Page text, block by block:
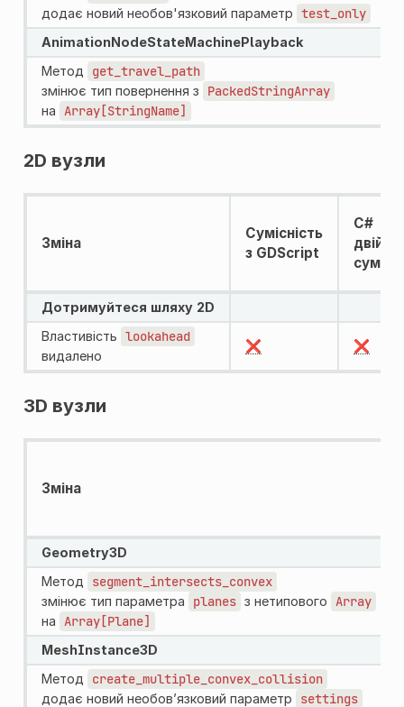
додає новий необов'язковий параметр test_only
AnimationNodeStateMachinePlayback
Метод
get_travel_path
змінює тип повернення з PackedStringArray
на Array[StringName]
2D вузли
Зміна
Сумісність
з GDScript
C#
Дотримуйтеся шляху 2D
Властивість lookahead
видалено
❌ ❌
3D вузли
Зміна
Geometry3D
Метод
segment_intersects_convex
змінює тип параметра planes з нетипового Array
на Array[Plane]
MeshInstance3D
Метод
create_multiple_convex_collision
додає новий необов’язковий параметр settings